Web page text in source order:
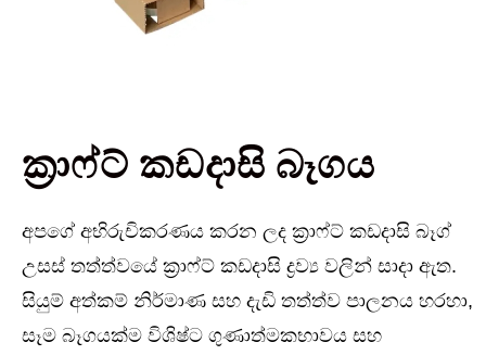
ක්‍රාෆ්ට් කඩදාසි බෑගය
අපගේ අභිරුචිකරණය කරන ලද ක්‍රාෆ්ට් කඩදාසි බෑග්
උසස් තත්ත්වයේ ක්‍රාෆ්ට් කඩදාසි ද්‍රව්‍ය වලින් සාදා ඇත.
සියුම් අත්කම් නිර්මාණ සහ දැඩි තත්ත්ව පාලනය හරහා,
සෑම බෑගයක්ම විශිෂ්ට ගුණාත්මකභාවය සහ